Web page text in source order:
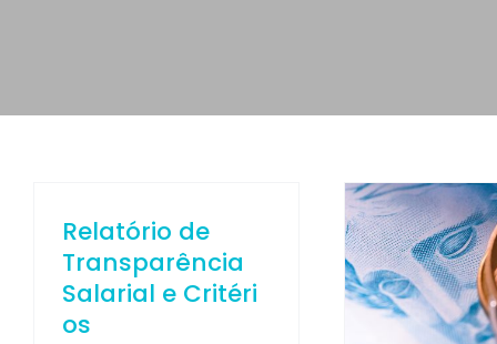
ESPAÑOL
Relatório de
Transparência
Salarial e Critéri
os